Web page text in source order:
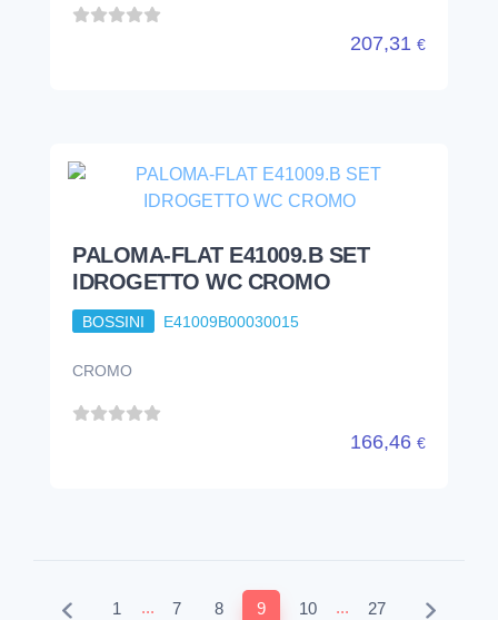
207,31 €
PALOMA-FLAT E41009.B SET
IDROGETTO WC CROMO
BOSSINI E41009B00030015
CROMO
166,46 €
1 ... 7 8 9 10 ... 27